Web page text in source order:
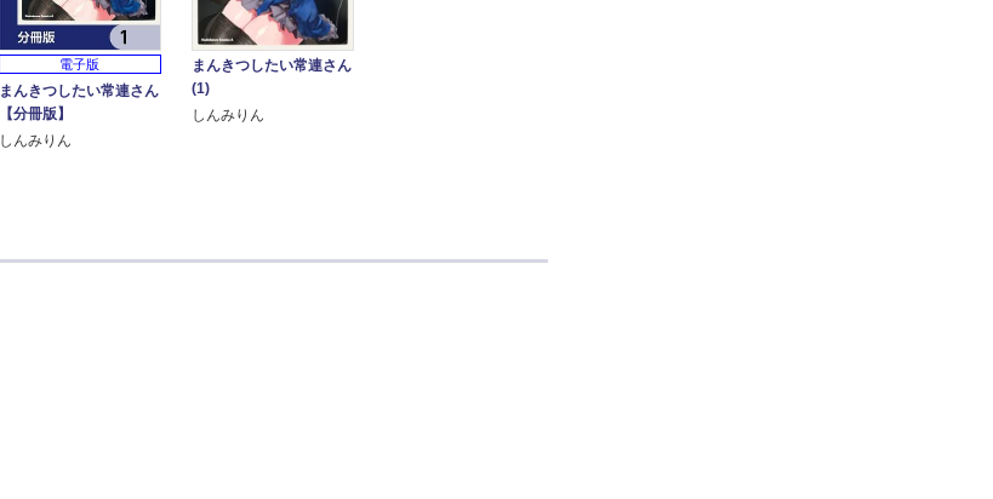
電子版
まんきつしたい常連さん
【分冊版】
しんみりん
まんきつしたい常連さん
(1)
しんみりん